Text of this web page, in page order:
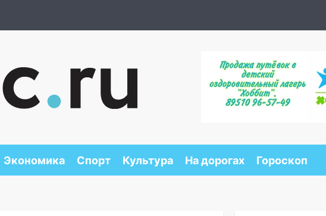
Экономика Спорт Культура На дорогах Гороскоп